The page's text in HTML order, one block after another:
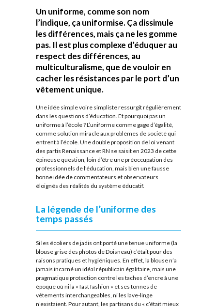
Un uniforme, comme son nom
l’indique, ça uniformise. Ça dissimule
les différences, mais ça ne les gomme
pas. Il est plus complexe d’éduquer au
respect des différences, au
multiculturalisme, que de vouloir en
cacher les résistances par le port d’un
vêtement unique.
Une idée simple voire simpliste ressurgit régulièrement
dans les questions d’éducation. Et pourquoi pas un
uniforme à l’école ? L’uniforme comme gage d’égalité,
comme solution miracle aux problèmes de société qui
entrent à l’école. Une double proposition de loi venant
des partis Renaissance et RN se saisit en 2023 de cette
épineuse question, loin d’être une préoccupation des
professionnels de l’éducation, mais bien une fausse
bonne idée de commentateurs et observateurs
éloignés des réalités du système éducatif.
La légende de l’uniforme des
temps passés
Si les écoliers de jadis ont porté une tenue uniforme (la
blouse grise des photos de Doisneau) c’était pour des
raisons pratiques et hygiéniques. En effet, la blouse n’a
jamais incarné un idéal républicain égalitaire, mais une
pragmatique protection contre les taches d’encre à une
époque où ni la « fast fashion » et ses tonnes de
vêtements interchangeables, ni les lave-linge
n’existaient. Pour autant, les partisans du « c’était mieux